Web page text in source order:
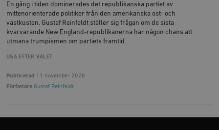
En gång i tiden dominerades det republikanska partiet av
mittenorienterade politiker från den amerikanska öst- och
västkusten. Gustaf Reinfeldt ställer sig frågan om de sista
kvarvarande New England-republikanerna har någon chans att
utmana trumpismen om partiets framtid.
USA EFTER VALET
Publicerad 11 november 2020
Författare Gustaf Reinfeldt
_hjAbsoluteSessionInProgress
Inc.